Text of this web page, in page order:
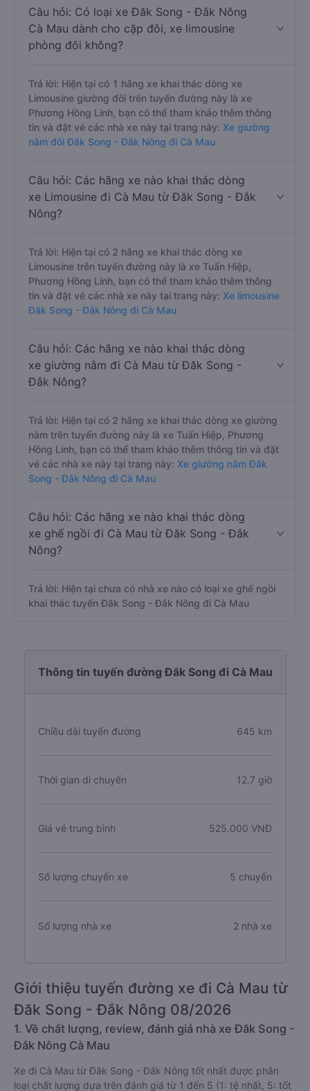
Câu hỏi: Có loại xe Đăk Song - Đắk Nông
Cà Mau dành cho cặp đôi, xe limousine
phòng đôi không?
Trả lời: Hiện tại có 1 hãng xe khai thác dòng xe
Limousine giường đôi trên tuyến đường này là xe
Phương Hồng Linh, bạn có thể tham khảo thêm thông
tin và đặt vé các nhà xe này tại trang này: Xe giường
nằm đôi Đăk Song - Đắk Nông đi Cà Mau
Câu hỏi: Các hãng xe nào khai thác dòng
xe Limousine đi Cà Mau từ Đăk Song - Đắk
Nông?
Trả lời: Hiện tại có 2 hãng xe khai thác dòng xe
Limousine trên tuyến đường này là xe Tuấn Hiệp,
Phương Hồng Linh, bạn có thể tham khảo thêm thông
tin và đặt vé các nhà xe này tại trang này: Xe limousine
Đăk Song - Đắk Nông đi Cà Mau
Câu hỏi: Các hãng xe nào khai thác dòng
xe giường nằm đi Cà Mau từ Đăk Song -
Đắk Nông?
Trả lời: Hiện tại có 2 hãng xe khai thác dòng xe giường
nằm trên tuyến đường này là xe Tuấn Hiệp, Phương
Hồng Linh, bạn có thể tham khảo thêm thông tin và đặt
vé các nhà xe này tại trang này: Xe giường nằm Đăk
Song - Đắk Nông đi Cà Mau
Câu hỏi: Các hãng xe nào khai thác dòng
xe ghế ngồi đi Cà Mau từ Đăk Song - Đắk
Nông?
Trả lời: Hiện tại chưa có nhà xe nào có loại xe ghế ngồi
khai thác tuyến Đăk Song - Đắk Nông đi Cà Mau
Thông tin tuyến đường Đăk Song đi Cà Mau
Chiều dài tuyến đường 645 km
Thời gian di chuyển 12.7 giờ
Giá vé trung bình 525.000 VNĐ
Số lượng chuyến xe 5 chuyến
Số lượng nhà xe 2 nhà xe
Giới thiệu tuyến đường xe đi Cà Mau từ
Đăk Song - Đắk Nông 08/2026
1. Về chất lượng, review, đánh giá nhà xe Đăk Song -
Đắk Nông Cà Mau
Xe đi Cà Mau từ Đăk Song - Đắk Nông tốt nhất được phân
loại chất lượng dựa trên đánh giá từ 1 đến 5 (1: tệ nhất, 5: tốt